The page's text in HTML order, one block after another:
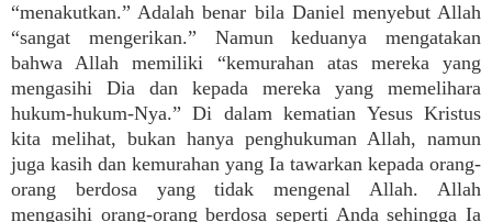
“menakutkan.” Adalah benar bila Daniel menyebut Allah
“sangat mengerikan.” Namun keduanya mengatakan
bahwa Allah memiliki “kemurahan atas mereka yang
mengasihi Dia dan kepada mereka yang memelihara
hukum-hukum-Nya.” Di dalam kematian Yesus Kristus
kita melihat, bukan hanya penghukuman Allah, namun
juga kasih dan kemurahan yang Ia tawarkan kepada orang-
orang berdosa yang tidak mengenal Allah. Allah
mengasihi orang-orang berdosa seperti Anda sehingga Ia